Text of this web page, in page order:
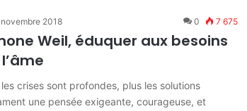
2018 0 7 675
Weil, éduquer aux besoins
les crises sont profondes, plus les solutions
une pensée exigeante, courageuse, et